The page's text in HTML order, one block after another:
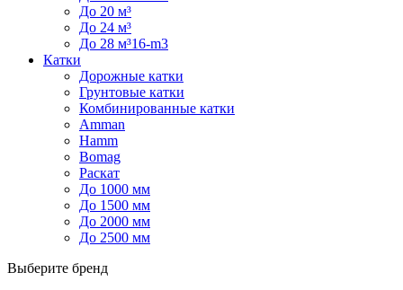
До 20 м³
До 24 м³
До 28 м³16-m3
Катки
Дорожные катки
Грунтовые катки
Комбинированные катки
Amman
Hamm
Bomag
Раскат
До 1000 мм
До 1500 мм
До 2000 мм
До 2500 мм
Выберите бренд